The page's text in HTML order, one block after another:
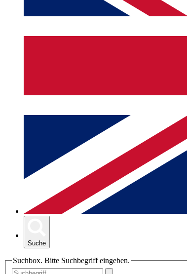
Suche
Suchbox. Bitte Suchbegriff eingeben.